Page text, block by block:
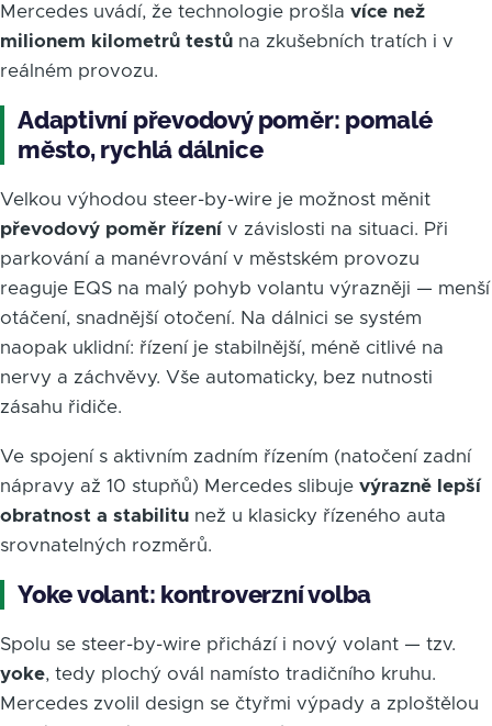
Mercedes uvádí, že technologie prošla více než
milionem kilometrů testů na zkušebních tratích i v
reálném provozu.
Adaptivní převodový poměr: pomalé
město, rychlá dálnice
Velkou výhodou steer-by-wire je možnost měnit
převodový poměr řízení v závislosti na situaci. Při
parkování a manévrování v městském provozu
reaguje EQS na malý pohyb volantu výrazněji — menší
otáčení, snadnější otočení. Na dálnici se systém
naopak uklidní: řízení je stabilnější, méně citlivé na
nervy a záchvěvy. Vše automaticky, bez nutnosti
zásahu řidiče.
Ve spojení s aktivním zadním řízením (natočení zadní
nápravy až 10 stupňů) Mercedes slibuje výrazně lepší
obratnost a stabilitu než u klasicky řízeného auta
srovnatelných rozměrů.
Yoke volant: kontroverzní volba
Spolu se steer-by-wire přichází i nový volant — tzv.
yoke, tedy plochý ovál namísto tradičního kruhu.
Mercedes zvolil design se čtyřmi výpady a zploštělou